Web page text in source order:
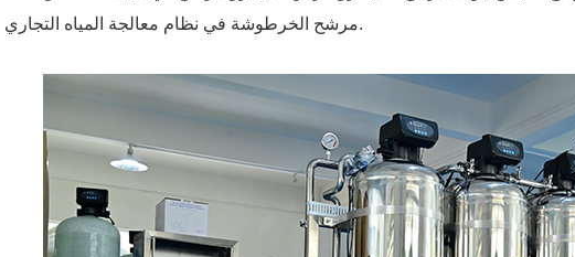
مرشح الخرطوشة في نظام معالجة المياه التجاري.